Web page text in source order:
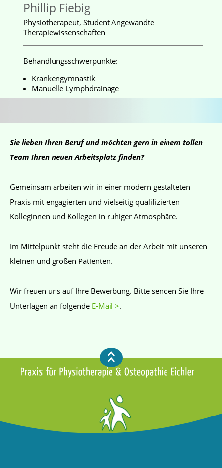
Phillip Fiebig
Physiotherapeut, Student Angewandte
Therapiewissenschaften
Behandlungsschwerpunkte:
Krankengymnastik
Manuelle Lymphdrainage
Sie lieben Ihren Beruf und möchten gern in einem tollen
Team Ihren neuen Arbeitsplatz finden?
Gemeinsam arbeiten wir in einer modern gestalteten
Praxis mit engagierten und vielseitig qualifizierten
Kolleginnen und Kollegen in ruhiger Atmosphäre.
Im Mittelpunkt steht die Freude an der Arbeit mit unseren
kleinen und großen Patienten.
Wir freuen uns auf Ihre Bewerbung. Bitte senden Sie Ihre
Unterlagen an folgende E-Mail >.